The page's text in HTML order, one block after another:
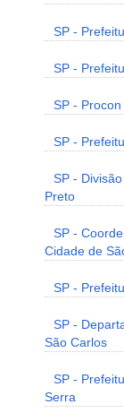
SP -
SP -
SP -
SP -
SP -
Preto
SP -
Cidade de
SP -
SP -
São Carlos
SP -
Serra